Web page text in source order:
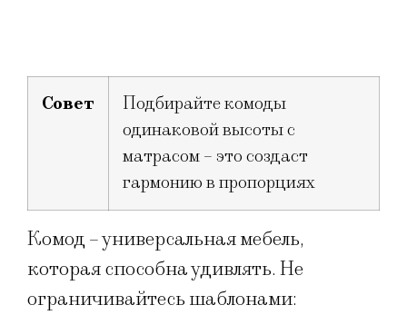
Совет
Подбирайте комоды
одинаковой высоты с
матрасом – это создаст
гармонию в пропорциях
Комод – универсальная мебель,
которая способна удивлять. Не
ограничивайтесь шаблонами: